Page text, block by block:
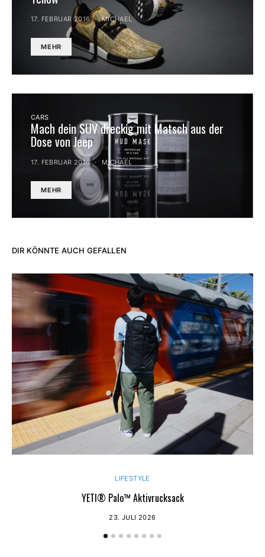
17. FEBRUAR 2016 MICHAEL
MEHR
CARS
Mach dein SUV dreckig mit Matsch aus der
Dose von Jeep
17. FEBRUAR 2016 MICHAEL
MEHR
DIR KÖNNTE AUCH GEFALLEN
LIFESTYLE
YETI® Palo™ Aktivrucksack
23. JULI 2026